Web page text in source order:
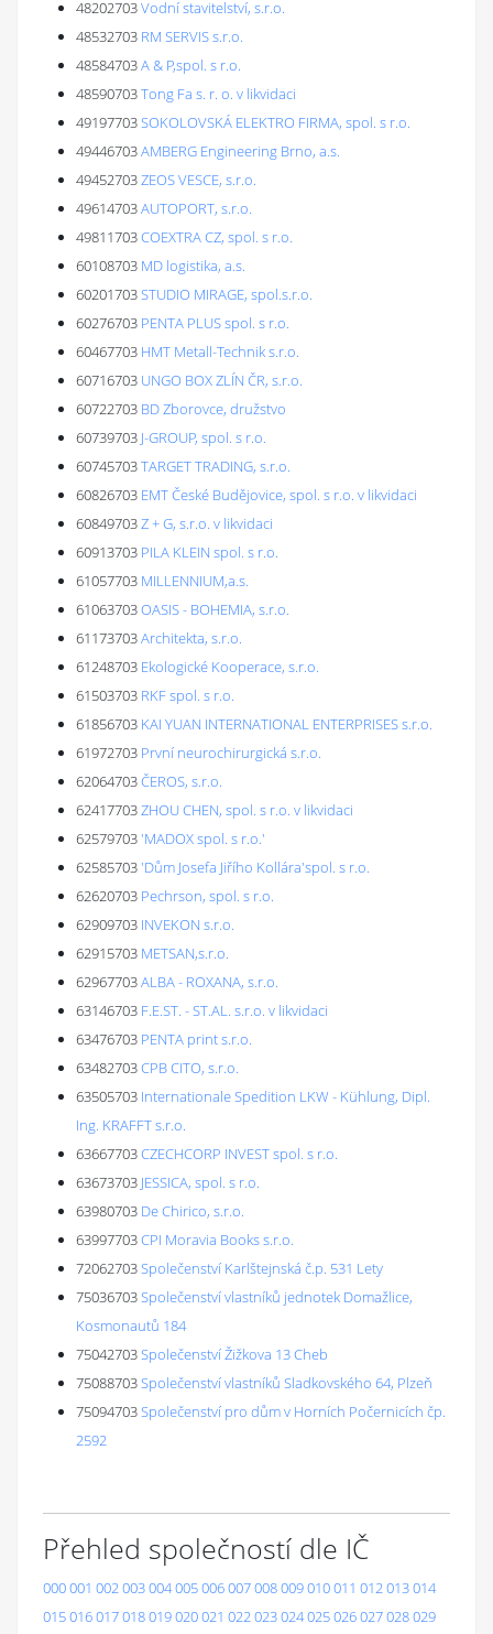
48202703Vodní stavitelství, s.r.o.
48532703 RM SERVIS s.r.o.
48584703A & P,spol. s r.o.
48590703Tong Fa s. r. o. v likvidaci
49197703SOKOLOVSKÁ ELEKTRO FIRMA, spol. s r.o.
49446703AMBERG Engineering Brno, a.s.
49452703ZEOS VESCE, s.r.o.
49614703AUTOPORT, s.r.o.
49811703COEXTRA CZ, spol. s r.o.
60108703 MD logistika, a.s.
60201703STUDIO MIRAGE, spol.s.r.o.
60276703 PENTA PLUS spol. s r.o.
60467703 HMT Metall-Technik s.r.o.
60716703 UNGO BOX ZLÍN ČR, s.r.o.
60722703 BD Zborovce, družstvo
60739703 J-GROUP, spol. s r.o.
60745703TARGET TRADING, s.r.o.
60826703 EMT České Budějovice, spol. s r.o. v likvidaci
60849703Z + G, s.r.o. v likvidaci
60913703 PILA KLEIN spol. s r.o.
61057703 MILLENNIUM,a.s.
61063703OASIS - BOHEMIA, s.r.o.
61173703Architekta, s.r.o.
61248703 Ekologické Kooperace, s.r.o.
61503703 RKF spol. s r.o.
61856703 KAI YUAN INTERNATIONAL ENTERPRISES s.r.o.
61972703 První neurochirurgická s.r.o.
62064703ČEROS, s.r.o.
62417703ZHOU CHEN, spol. s r.o. v likvidaci
62579703'MADOX spol. s r.o.'
62585703'Dům Josefa Jiřího Kollára'spol. s r.o.
62620703 Pechrson, spol. s r.o.
62909703 INVEKON s.r.o.
62915703 METSAN,s.r.o.
62967703ALBA - ROXANA, s.r.o.
63146703 F.E.ST. - ST.AL. s.r.o. v likvidaci
63476703 PENTA print s.r.o.
63482703CPB CITO, s.r.o.
63505703 Internationale Spedition LKW - Kühlung, Dipl.
Ing. KRAFFT s.r.o.
63667703CZECHCORP INVEST spol. s r.o.
63673703 JESSICA, spol. s r.o.
63980703 De Chirico, s.r.o.
63997703CPI Moravia Books s.r.o.
72062703Společenství Karlštejnská č.p. 531 Lety
75036703Společenství vlastníků jednotek Domažlice,
Kosmonautů 184
75042703Společenství Žižkova 13 Cheb
75088703Společenství vlastníků Sladkovského 64, Plzeň
75094703Společenství pro dům v Horních Počernicích čp.
2592
Přehled společností dle IČ
000001 002003004005006007008009010011 012013014
015016017018019020021 022023024025026027028029